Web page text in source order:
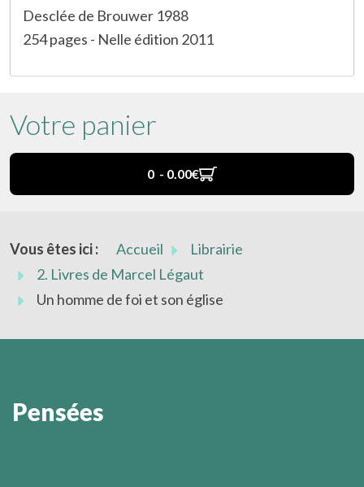
Desclée de Brouwer 1988
254 pages - Nelle édition 2011
Votre panier
0 - 0.00‎€
Vous êtes ici : Accueil
Librairie
2. Livres de Marcel Légaut
Un homme de foi et son église
Pensées